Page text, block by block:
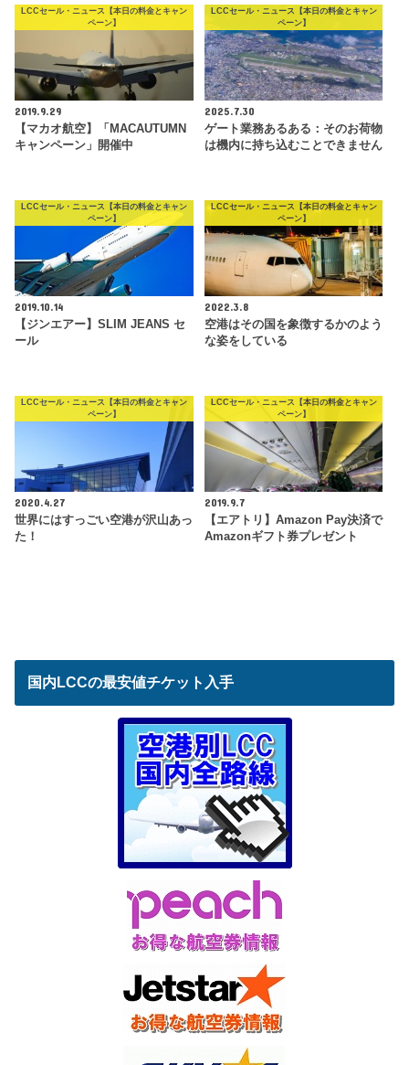
LCCセール・ニュース【本日の料金とキャン
ペーン】
2019.9.29
【マカオ航空】「MACAUTUMN
キャンペーン」開催中
LCCセール・ニュース【本日の料金とキャン
ペーン】
2025.7.30
ゲート業務あるある：そのお荷物
は機内に持ち込むことできません
LCCセール・ニュース【本日の料金とキャン
ペーン】
2019.10.14
【ジンエアー】SLIM JEANS セ
ール
LCCセール・ニュース【本日の料金とキャン
ペーン】
2022.3.8
空港はその国を象徴するかのよう
な姿をしている
LCCセール・ニュース【本日の料金とキャン
ペーン】
2020.4.27
世界にはすっごい空港が沢山あっ
た！
LCCセール・ニュース【本日の料金とキャン
ペーン】
2019.9.7
【エアトリ】Amazon Pay決済で
Amazonギフト券プレゼント
国内LCCの最安値チケット入手